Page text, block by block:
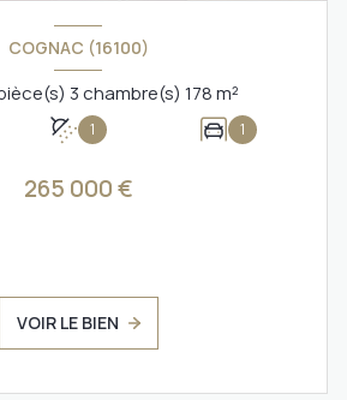
COGNAC (16100)
Maison 7 pièce(s) 3 chambre(s) 178 m²
1 1
265 000 €
VOIR LE BIEN